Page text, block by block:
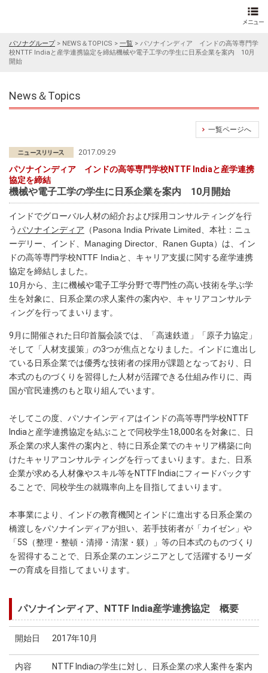
パソナグループ> NEWS＆TOPICS > 一覧 > パソナインディア インドの高等専門学
校NTTF Indiaと産学連携協定を締結機械や電子工学の学生に日系企業を案内 10月
開始
News＆Topics
一覧ページへ
2017.09.29
パソナインディア インドの高等専門学校NTTF Indiaと産学連携
協定を締結
機械や電子工学の学生に日系企業を案内 10月開始
インドでグローバル人材の紹介および採用コンサルティングを行
うパソナインディア （Pasona India Private Limited、本社：ニュ
ーデリー、インド、Managing Director、Ranen Gupta）は、イン
ドの高等専門学校NTTF Indiaと、キャリア支援に関する産学連携
協定を締結しました。
10月から、主に機械や電子工学分野で専門性の高い技術を学ぶ学
生を対象に、日系企業の求人案件の案内や、キャリアコンサルテ
ィングを行ってまいります。
9月に開催された日印首脳会談では、「高速鉄道」「原子力協定」
そして「人材支援策」の3つが焦点となりました。インドに進出し
ている日系企業では優秀な技術者の採用が課題となっており、日
本式のものづくりを習得した人材が活躍できる仕組み作りに、両
国が官民連携のもと取り組んでいます。
そしてこの度、パソナインディアはインドの高等専門学校NTTF
Indiaと産学連携協定を結ぶことで同校学生18,000名を対象に、日
系企業の求人案件の案内と、特に日系企業でのキャリア構築に向
けたキャリアコンサルティングを行ってまいります。また、日系
企業が求める人材像やスキル等をNTTF Indiaにフィードバックす
ることで、同校学生の就職率向上を目指してまいります。
本事業により、インドの教育機関とインドに進出する日系企業の
橋渡しをパソナインディアが担い、若手技術者が「カイゼン」や
「5S（整理・整頓・清掃・清潔・躾）」等の日本式のものづくり
を習得することで、日系企業のエンジニアとして活躍するリーダ
ーの育成を目指してまいります。
パソナインディア、NTTF India産学連携協定 概要
開始日 2017年10月
内容
NTTF Indiaの学生に対し、日系企業の求人案件を案内